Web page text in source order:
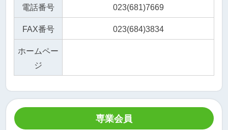
電話番号
023(681)7669
FAX番号
023(684)3834
ホームペー
ジ
専業会員